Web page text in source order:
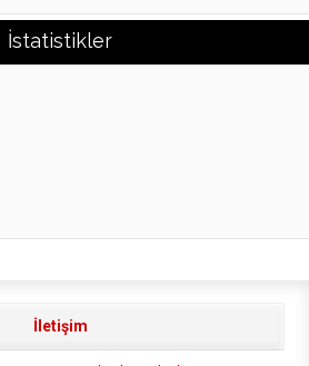
İstatistikler
İletişim